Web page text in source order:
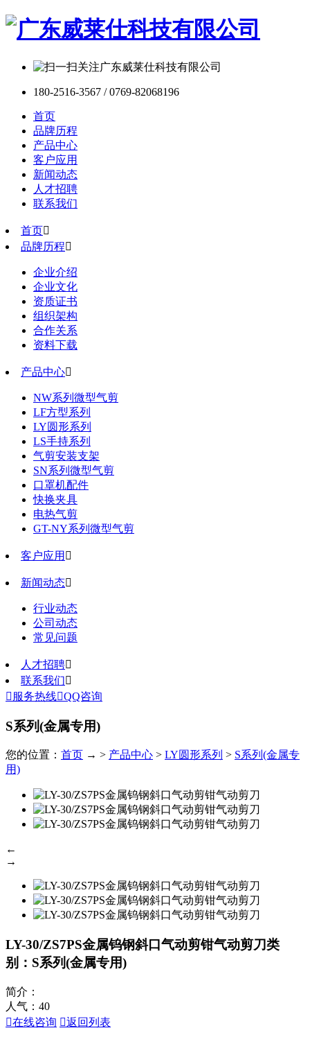
180-2516-3567 / 0769-82068196
首页
品牌历程
产品中心
客户应用
新闻动态
人才招聘
联系我们
首页
品牌历程
企业介绍
企业文化
资质证书
组织架构
合作关系
资料下载
产品中心
NW系列微型气剪
LF方型系列
LY圆形系列
LS手持系列
气剪安装支架
SN系列微型气剪
口罩机配件
快换夹具
电热气剪
GT-NY系列微型气剪
客户应用 
新闻动态
行业动态
公司动态
常见问题
人才招聘
联系我们
 服务热线QQ咨询
S系列(金属专用)
您的位置： 首页 → > 产品中心 > LY圆形系列 > S系列(金属专
用)
←
→
LY-30/ZS7PS金属钨钢斜口气动剪钳气动剪刀类
别：S系列(金属专用)
简介：
人气： 40
在线咨询 返回列表